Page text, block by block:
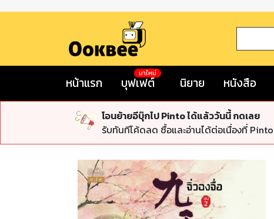
หน้าแรก บุฟเฟต์
มาใหม่
นิยาย หนังสือ
โอนย้ายอีบุ๊กไป Pinto ได้แล้ววันนี้ กดเลย
รับทันทีโค้ดลด ซื้อและอ่านได้ต่อเนื่องที่ Pinto